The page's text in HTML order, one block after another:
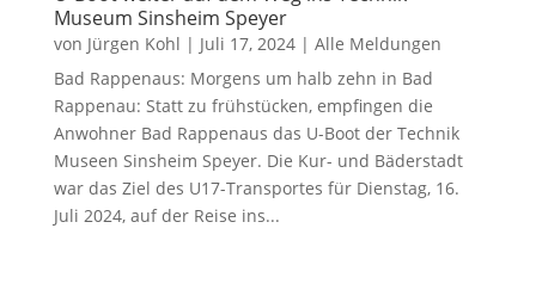
Museum Sinsheim Speyer
von Jürgen Kohl | Juli 17, 2024| Alle Meldungen
Bad Rappenaus: Morgens um halb zehn in Bad
Rappenau: Statt zu frühstücken, empfingen die
Anwohner Bad Rappenaus das U-Boot der Technik
Museen Sinsheim Speyer. Die Kur- und Bäderstadt
war das Ziel des U17-Transportes für Dienstag, 16.
Juli 2024, auf der Reise ins...